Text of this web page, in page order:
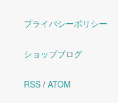
プライバシーポリシー
ショップブログ
RSS / ATOM